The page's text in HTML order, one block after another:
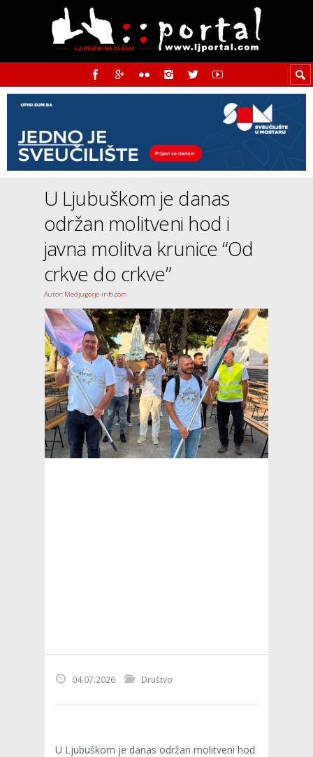
U Ljubuškom je danas
održan molitveni hod i
javna molitva krunice “Od
crkve do crkve”
Autor: Medjugorje-info.com
04.07.2026 Društvo
U Ljubuškom je danas održan molitveni hod